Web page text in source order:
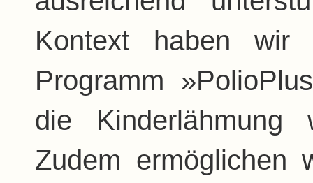
Kontext haben wir
Programm
die
Zudem ermöglichen